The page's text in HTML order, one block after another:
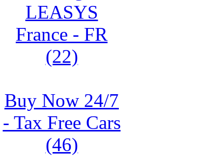
LEASYS
France - FR
(22)
Buy Now 24/7
- Tax Free Cars
(46)